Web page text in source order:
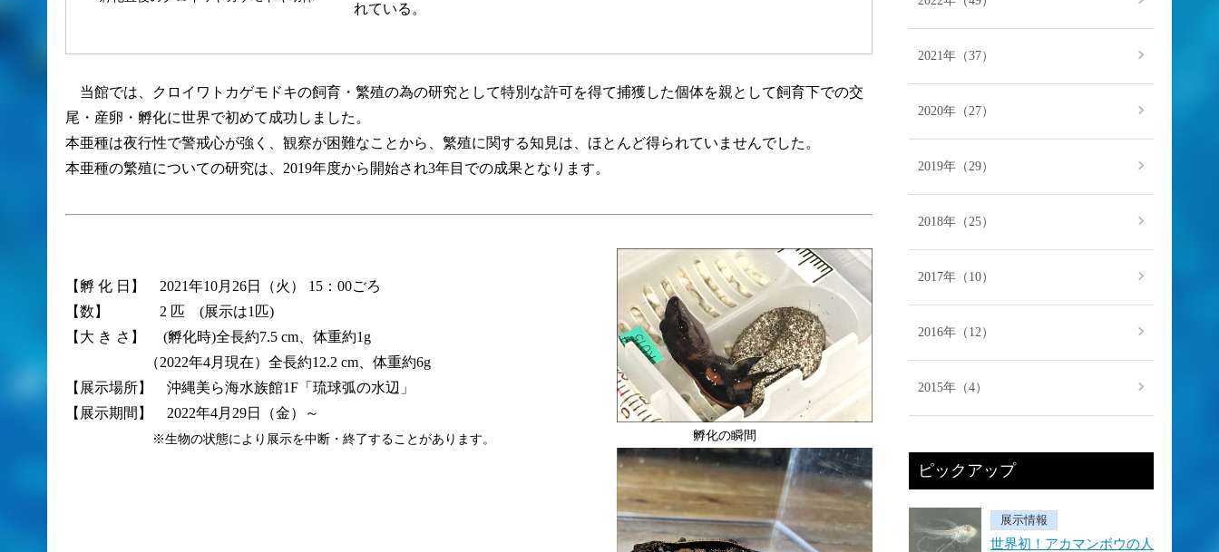
れている。
当館では、クロイワトカゲモドキの飼育・繁殖の為の研究として特別な許可を得て捕獲した個体を親として飼育下での交
尾・産卵・孵化に世界で初めて成功しました。
本亜種は夜行性で警戒心が強く、観察が困難なことから、繁殖に関する知見は、ほとんど得られていませんでした。
本亜種の繁殖についての研究は、2019年度から開始され3年目での成果となります。
孵化の瞬間
【孵 化 日】 2021年10月26日（火） 15：00ごろ
【数】 2 匹 (展示は1匹)
【大 き さ】 (孵化時)全長約7.5 cm、体重約1g
（2022年4月現在）全長約12.2 cm、体重約6g
【展示場所】 沖縄美ら海水族館1F「琉球弧の水辺」
【展示期間】 2022年4月29日（金）～
※生物の状態により展示を中断・終了することがあります。
2021年（37）
2020年（27）
2019年（29）
2018年（25）
2017年（10）
2016年（12）
2015年（4）
ピックアップ
展示情報
世界初！アカマンボウの人